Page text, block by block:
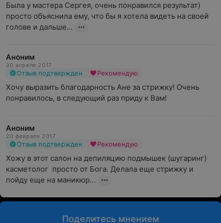
Была у мастера Сергея, очень понравился результат)
просто объяснила ему, что бы я хотела видеть на своей
голове и дальше...
Аноним
30 апреля 2017
Отзыв подтвержден Рекомендую
Хочу выразить благодарность Ане за стрижку! Очень
понравилось, в следующий раз приду к Вам!
Аноним
20 февраля 2017
Отзыв подтвержден Рекомендую
Хожу в этот салон на депиляцию подмышек (шугаринг)
касметолог  просто от Бога. Делала еще стрижку и
пойду еще на маникюр...
Поделитесь мнением